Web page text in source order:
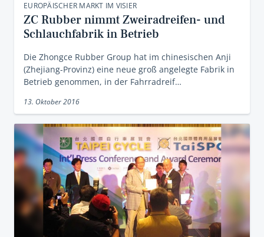
EUROPÄISCHER MARKT IM VISIER
ZC Rubber nimmt Zweiradreifen- und
Schlauchfabrik in Betrieb
Die Zhongce Rubber Group hat im chinesischen Anji
(Zhejiang-Provinz) eine neue groß angelegte Fabrik in
Betrieb genommen, in der Fahrradreif…
13. Oktober 2016